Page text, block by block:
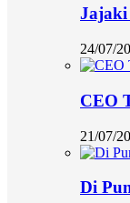
Jajaki
24/07/
CEO
21/07/
Di